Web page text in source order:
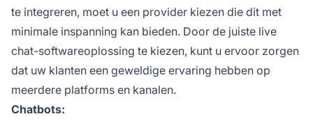
te integreren, moet u een provider kiezen die dit met
minimale inspanning kan bieden. Door de juiste live
chat-softwareoplossing te kiezen, kunt u ervoor zorgen
dat uw klanten een geweldige ervaring hebben op
meerdere platforms en kanalen.
Chatbots: